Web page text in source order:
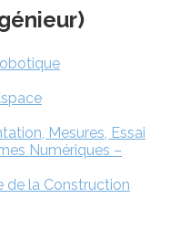
Mesures, Essai
Numériques –
de la Construction